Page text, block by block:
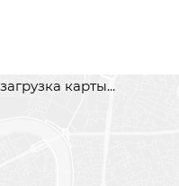
загрузка карты...